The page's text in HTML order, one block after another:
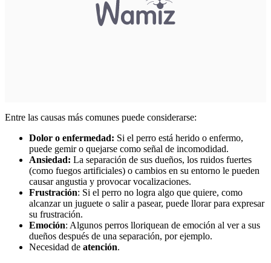
Entre las causas más comunes puede considerarse:
Dolor o enfermedad: Si el perro está herido o enfermo,
puede gemir o quejarse como señal de incomodidad.
Ansiedad: La separación de sus dueños, los ruidos fuertes
(como fuegos artificiales) o cambios en su entorno le pueden
causar angustia y provocar vocalizaciones.
Frustración: Si el perro no logra algo que quiere, como
alcanzar un juguete o salir a pasear, puede llorar para expresar
su frustración.
Emoción: Algunos perros lloriquean de emoción al ver a sus
dueños después de una separación, por ejemplo.
Necesidad de atención.